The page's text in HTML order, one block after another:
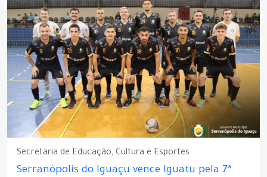
Secretaria de Educação, Cultura e Esportes
Serranópolis do Iguaçu vence Iguatu pela 7ª